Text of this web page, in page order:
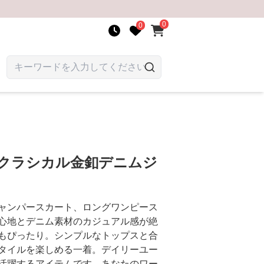
0 0
ラシカル金釦デニムジ
ンパースカート、ロングワンピース
地とデニム素材のカジュアル感が絶
ぴったり。シンプルなトップスと合
イルを楽しめる一着。デイリーユー